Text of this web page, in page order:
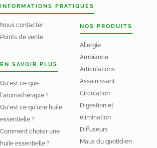
INFORMATIONS PRATIQUES
Nous contacter
Points de vente
EN SAVOIR PLUS
Qu'est ce que
l'aromathérapie ?
Qu'est ce qu'une huile
essentielle ?
Comment choisir une
huile essentielle ?
NOS PRODUITS
Allergie
Ambiance
Articulations
Assainissant
Circulation
Digestion et
élimination
Diffuseurs
Maux du quotidien